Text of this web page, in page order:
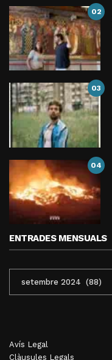
02
03
04
ENTRADES MENSUALS
MENSUALS
Avís Legal
Clàusules Legals